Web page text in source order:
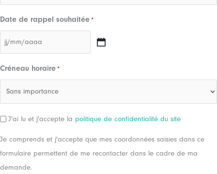
Date de rappel souhaitée *
slash
AAAA
Créneau horaire *
RGPDJ'ai lu et j'accepte la politique de confidentialité du site
Je comprends et j'accepte que mes coordonnées saisies dans ce
formulaire permettent de me recontacter dans le cadre de ma
demande.